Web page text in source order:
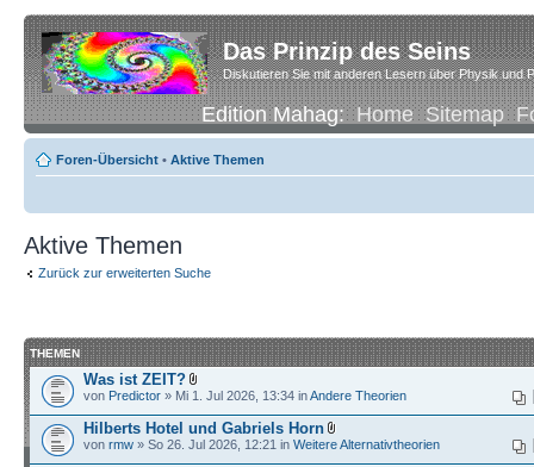
Das Prinzip des Seins
Diskutieren Sie mit anderen Lesern über Physik und
Edition Mahag:Home Sitemap
Foren-Übersicht • Aktive Themen
Aktive Themen
Zurück zur erweiterten Suche
THEMEN
Was ist ZEIT?
von Predictor » Mi 1. Jul 2026, 13:34 inAndere Theorien
Hilberts Hotel und Gabriels Horn
von rmw » So 26. Jul 2026, 12:21 in Weitere Alternativtheorien